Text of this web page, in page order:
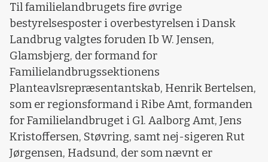
Til familielandbrugets fire øvrige
bestyrelsesposter i overbestyrelsen i Dansk
Landbrug valgtes foruden Ib W. Jensen,
Glamsbjerg, der formand for
Familielandbrugssektionens
Planteavlsrepræsentantskab, Henrik Bertelsen,
som er regionsformand i Ribe Amt, formanden
for Familielandbruget i Gl. Aalborg Amt, Jens
Kristoffersen, Støvring, samt nej-sigeren Rut
Jørgensen, Hadsund, der som nævnt er